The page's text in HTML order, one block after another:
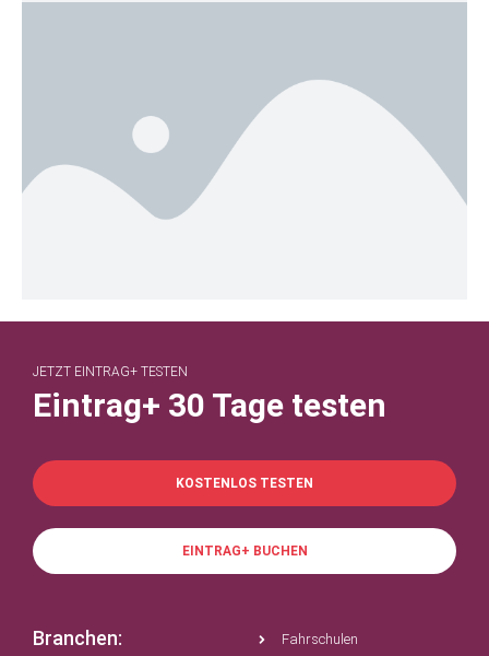
JETZT EINTRAG+ TESTEN
Eintrag+ 30 Tage testen
KOSTENLOS TESTEN
EINTRAG+ BUCHEN
Branchen:
Fahrschulen